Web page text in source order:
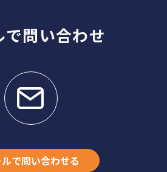
で問い合わせ
で問い合わせる